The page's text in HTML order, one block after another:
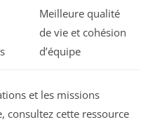
Meilleure qualité
de vie et cohésion
d’équipe
et les missions
consultez cette ressource